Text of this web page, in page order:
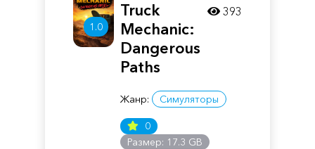
1.0
Truck
Mechanic:
Dangerous
Paths
Жанр: Симуляторы
0
Размер: 17.3 GB
393